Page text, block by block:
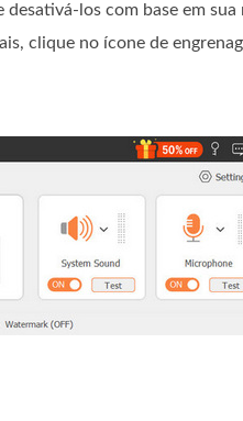
los com base em
clique no ícone de